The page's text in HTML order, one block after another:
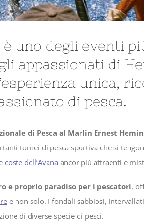
uno degli eventi
appassionati di
unica,
di pesca.
di Pesca al Marlin Ernest
tornei di pesca sportiva che si
coste dell’Avana ancor più attraenti e
e proprio paradiso per i pescatori,
e non solo. I fondali sabbiosi,
di diverse specie di pesci.